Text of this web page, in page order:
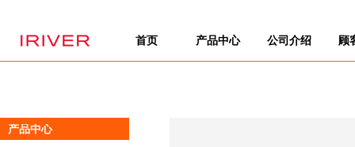
首页 产品中心 公司介绍 顾
产品中心